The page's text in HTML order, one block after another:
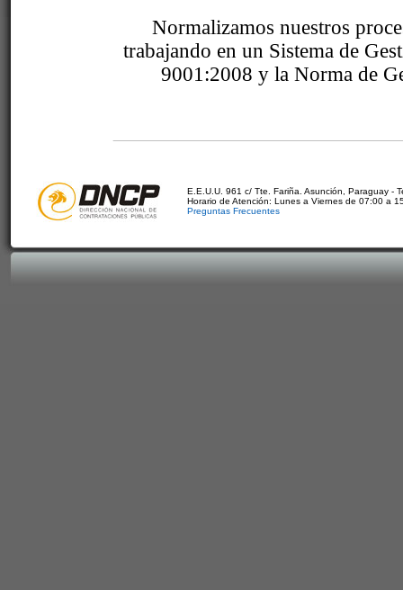
Normalizamos nuestros
trabajando en un Sistema de
9001:2008 y la Norma de
E.E.U.U. 961 c/ Tte. Fariña. Asunción, Paraguay -
Horario de Atención: Lunes a Viernes de 07:00 a
Preguntas Frecuentes